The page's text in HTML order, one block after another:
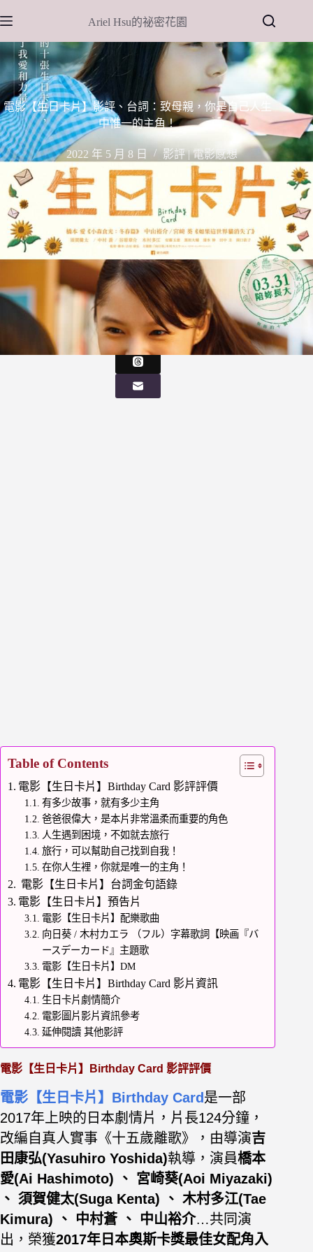
至
主
要
內
容
Ariel Hsu的祕密花園
電影【生日卡片】影評、台詞：致母親，你是自己人生
中惟一的主角！
2022 年 5 月 8 日 影評 | 電影感想
Table of Contents
電影【生日卡片】Birthday Card 影評評價
有多少故事，就有多少主角
爸爸很偉大，是本片非常溫柔而重要的角色
人生遇到困境，不如就去旅行
旅行，可以幫助自己找到自我！
在你人生裡，你就是唯一的主角！
電影【生日卡片】台詞金句語錄
電影【生日卡片】預告片
電影【生日卡片】配樂歌曲
向日葵 / 木村カエラ （フル）字幕歌詞【映画『バ
ースデーカード』主題歌
電影【生日卡片】DM
電影【生日卡片】Birthday Card 影片資訊
生日卡片劇情簡介
電影圖片影片資訊參考
延伸閱讀 其他影評
電影【生日卡片】Birthday Card 影評評價
電影【生日卡片】Birthday Card 是一部
2017年上映的日本劇情片，片長124分鐘，
改編自真人實事《十五歲離歌》，由導演吉
田康弘(Yasuhiro Yoshida)執導，演員橋本
愛(Ai Hashimoto) 、 宮崎葵(Aoi Miyazaki)
、 須賀健太(Suga Kenta) 、 木村多江(Tae
Kimura) 、 中村蒼 、 中山裕介…共同演
出，榮獲2017年日本奧斯卡獎最佳女配角入